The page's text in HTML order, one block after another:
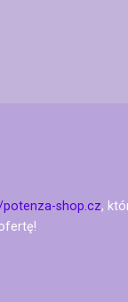
potenza-shop.cz,